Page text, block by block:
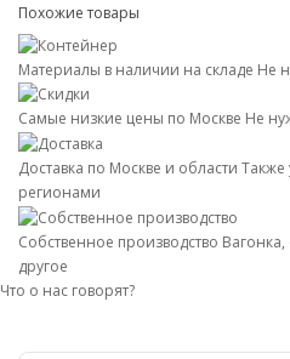
Похожие товары
Материалы в наличии на складе Не
Самые низкие цены по Москве Не
Доставка по Москве и области Также
регионами
Собственное производство
другое
Что о нас говорят?